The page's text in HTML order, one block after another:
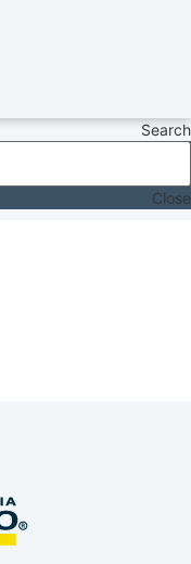
Search
Close